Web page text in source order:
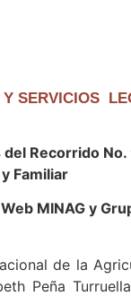
SERVICIOS
del Recorrido
Familiar
MINAG y
de la
Peña